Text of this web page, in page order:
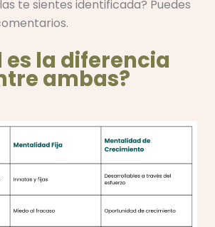
te sientes identificada? Puedes
es la diferencia
ambas?